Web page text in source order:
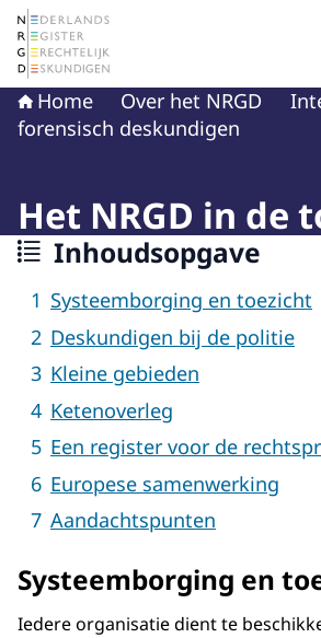
Naar de homepage van Nederlands
Home Over het NRGD
forensisch deskundigen
Het NRGD in de
Inhoudsopgave
Systeemborging en toezicht
Deskundigen bij de politie
Kleine gebieden
Ketenoverleg
Een register voor de
Europese samenwerking
Aandachtspunten
Systeemborging en
Iedere organisatie dient te